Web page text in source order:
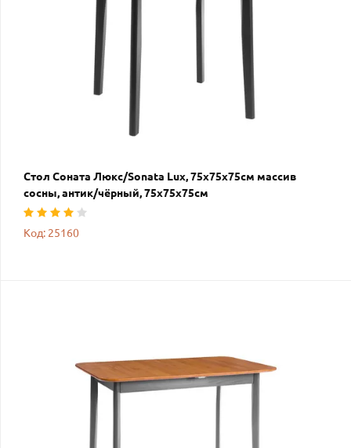
Стол Соната Люкс/Sonata Lux, 75х75х75см массив
сосны, антик/чёрный, 75х75х75см
Код: 25160